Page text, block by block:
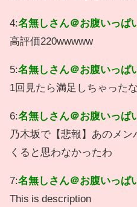
4:名無しさん＠お腹いっぱ
高評価220wwwww
5:名無しさん＠お腹いっぱ
1回見たら満足しちゃった
6:名無しさん＠お腹いっぱ
乃木坂で【悲報】あのメ
くると思わなかったわ
7:名無しさん＠お腹いっぱ
This is description